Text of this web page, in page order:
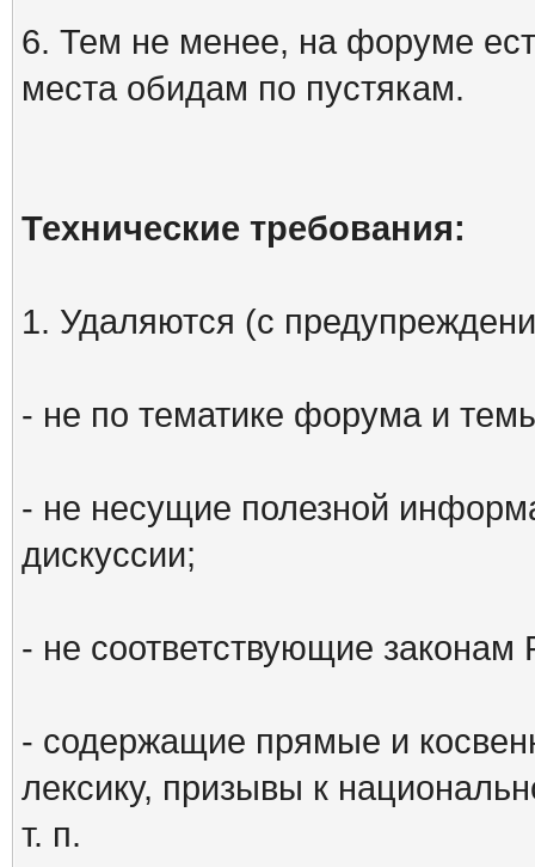
6. Тем не менее, на форуме
места обидам по пустякам.
Технические требования:
1. Удаляются (с
- не по тематике форума и
- не несущие полезной
дискуссии;
- не соответствующие законам
- содержащие прямые и
лексику, призывы к
т. п.